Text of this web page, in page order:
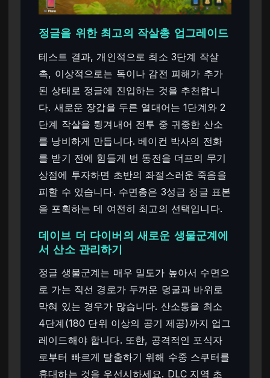
정글을 위한 최고의 작살총 업그레이드
테스트 결과, 개인적으로 최소 3단계 작살
촉, 이상적으로는 독이나 감전 피해가 추가
된 상태로 정글에 진입하는 것을 추천합니
다. 새로운 장갑을 두른 열대어는 1단계와 2
단계 작살을 튕겨내어 전투 중 귀중한 산소
를 낭비하게 만듭니다. 베이컨 박사의 전화
를 받기 전에 힘들게 번 동전을 더프의 무기
상점에 투자하면 초반의 좌절스러운 죽음을
피할 수 있습니다. 수면총은 3성급 정글 표본
을 포획하는 데 여전히 최고의 선택입니다.
데이브 더 다이버의 새로운 생물군계에
서 산소 관리하기
정글 생물군계는 매우 밀도가 높아서 수면으
로 가는 직선 경로가 두꺼운 덩굴과 바위로
막혀 있는 경우가 많습니다. 산소통을 최소
4단계(180 단위 이상의 공기 제공)까지 업그
레이드해야 합니다. 또한, 공격적인 포식자
로부터 빠르게 탈출하기 위해 수중 스쿠터를
휴대하는 것을 우선시하세요. DLC 지역 초